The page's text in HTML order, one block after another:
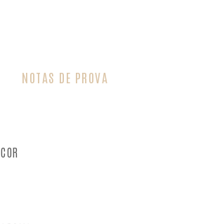
NOTAS DE PROVA
COR